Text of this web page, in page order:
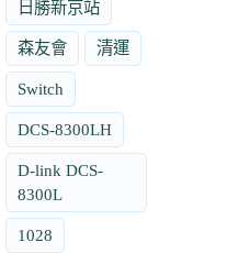
日勝新京站
森友會 清運
Switch
DCS-8300LH
D-link DCS-
8300L
1028